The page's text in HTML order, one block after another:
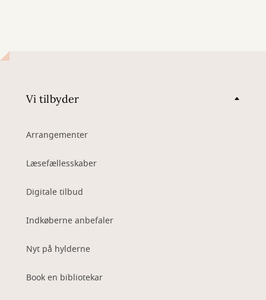
Vi tilbyder
Arrangementer
Læsefællesskaber
Digitale tilbud
Indkøberne anbefaler
Nyt på hylderne
Book en bibliotekar